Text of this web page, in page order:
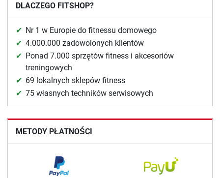
DLACZEGO FITSHOP?
Nr 1 w Europie do fitnessu domowego
4.000.000 zadowolonych klientów
Ponad 7.000 sprzętów fitness i akcesoriów
treningowych
69 lokalnych sklepów fitness
75 własnych techników serwisowych
METODY PŁATNOŚCI